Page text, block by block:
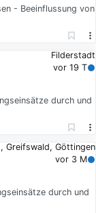
- Beeinflussung von
Filderstadt
vor 19 T
durch und
Greifswald, Göttingen
vor 3 M
durch und